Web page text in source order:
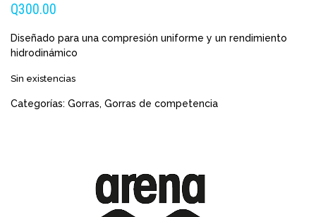
Q300.00
Diseñado para una compresión uniforme y un rendimiento
hidrodinámico
Sin existencias
Categorías: Gorras, Gorras de competencia